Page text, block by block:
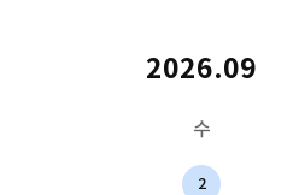
2026.09
수
2